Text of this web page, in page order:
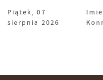
Piątek, 07
sierpnia 2026